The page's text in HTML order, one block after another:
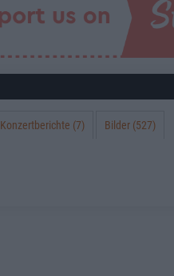
Konzertberichte (7) Bilder (527)